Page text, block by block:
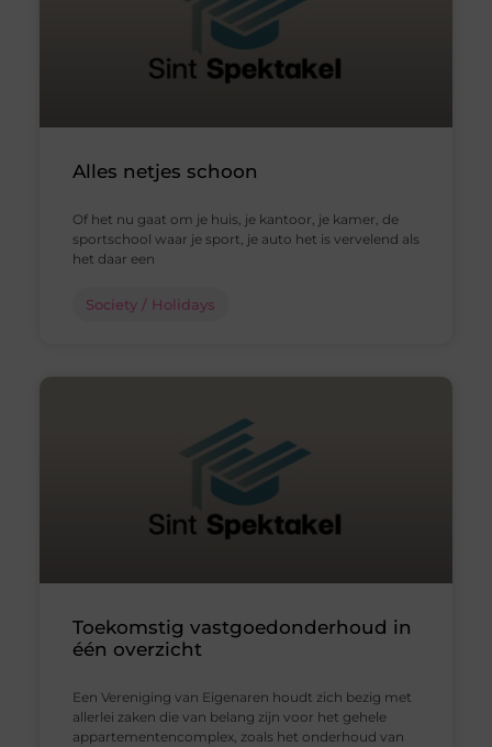
Alles netjes schoon
Of het nu gaat om je huis, je kantoor, je kamer, de
sportschool waar je sport, je auto het is vervelend als
het daar een
Society / Holidays
Toekomstig vastgoedonderhoud in
één overzicht
Een Vereniging van Eigenaren houdt zich bezig met
allerlei zaken die van belang zijn voor het gehele
appartementencomplex, zoals het onderhoud van